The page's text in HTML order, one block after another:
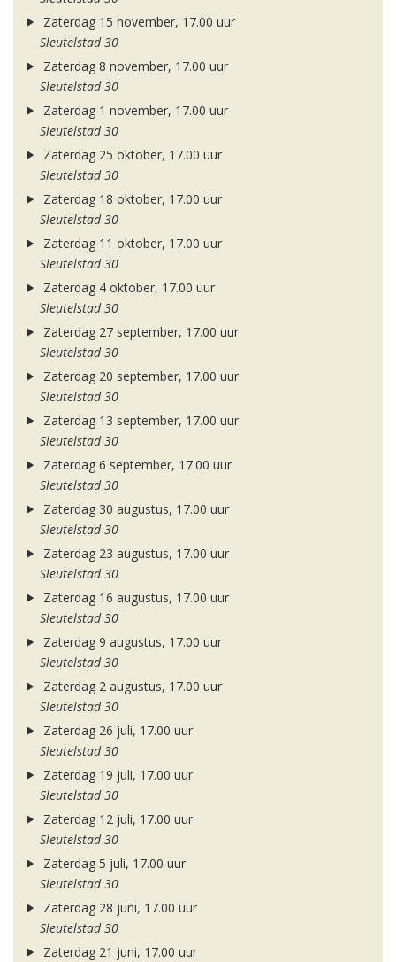
Zaterdag 15 november, 17.00 uur
Sleutelstad 30
Zaterdag 8 november, 17.00 uur
Sleutelstad 30
Zaterdag 1 november, 17.00 uur
Sleutelstad 30
Zaterdag 25 oktober, 17.00 uur
Sleutelstad 30
Zaterdag 18 oktober, 17.00 uur
Sleutelstad 30
Zaterdag 11 oktober, 17.00 uur
Sleutelstad 30
Zaterdag 4 oktober, 17.00 uur
Sleutelstad 30
Zaterdag 27 september, 17.00 uur
Sleutelstad 30
Zaterdag 20 september, 17.00 uur
Sleutelstad 30
Zaterdag 13 september, 17.00 uur
Sleutelstad 30
Zaterdag 6 september, 17.00 uur
Sleutelstad 30
Zaterdag 30 augustus, 17.00 uur
Sleutelstad 30
Zaterdag 23 augustus, 17.00 uur
Sleutelstad 30
Zaterdag 16 augustus, 17.00 uur
Sleutelstad 30
Zaterdag 9 augustus, 17.00 uur
Sleutelstad 30
Zaterdag 2 augustus, 17.00 uur
Sleutelstad 30
Zaterdag 26 juli, 17.00 uur
Sleutelstad 30
Zaterdag 19 juli, 17.00 uur
Sleutelstad 30
Zaterdag 12 juli, 17.00 uur
Sleutelstad 30
Zaterdag 5 juli, 17.00 uur
Sleutelstad 30
Zaterdag 28 juni, 17.00 uur
Sleutelstad 30
Zaterdag 21 juni, 17.00 uur